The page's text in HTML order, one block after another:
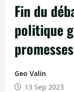
Fin du
politique
Geo Valin
13 Sep 2023